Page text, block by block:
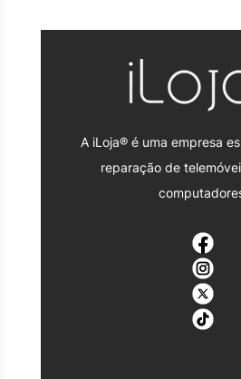
A iLoja® é uma empresa
reparação de